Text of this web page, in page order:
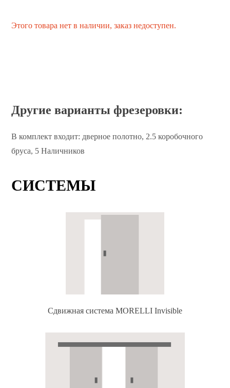
Этого товара нет в наличии, заказ недоступен.
Другие варианты фрезеровки:
В комплект входит: дверное полотно, 2.5 коробочного
бруса, 5 Наличников
СИСТЕМЫ
Сдвижная система MORELLI Invisible